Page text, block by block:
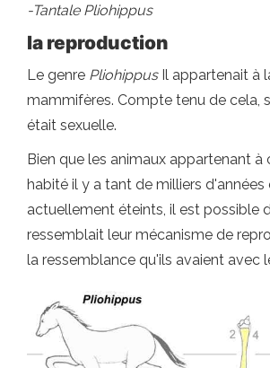
-Tantale Pliohippus
la reproduction
Le genre PliohippusIl appartenait à
mammifères. Compte tenu de cela,
était sexuelle.
Bien que les animaux appartenant à
habité il y a tant de milliers d'années
actuellement éteints, il est possible
ressemblait leur mécanisme de
la ressemblance qu'ils avaient avec